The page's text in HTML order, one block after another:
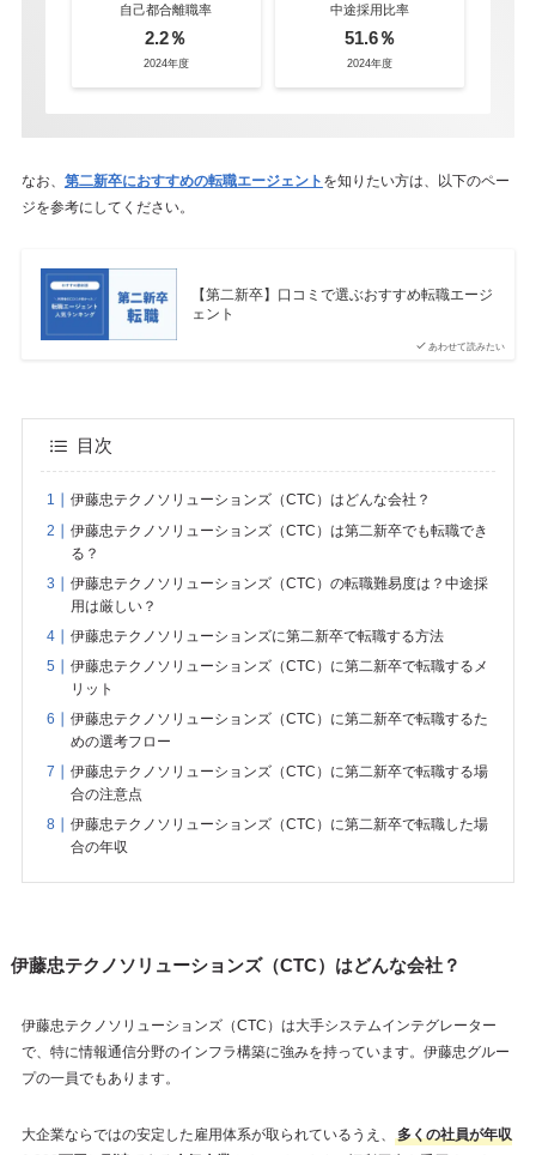
自己都合離職率
2.2％
2024年度
中途採用比率
51.6％
2024年度
なお、 第二新卒におすすめの転職エージェント を知りたい方は、以下のペー
ジを参考にしてください。
あわせて読みたい
【第二新卒】口コミで選ぶおすすめ転職エージ
ェント
目次
伊藤忠テクノソリューションズ（CTC）はどんな会社？
伊藤忠テクノソリューションズ（CTC）は第二新卒でも転職でき
る？
伊藤忠テクノソリューションズ（CTC）の転職難易度は？中途採
用は厳しい？
伊藤忠テクノソリューションズに第二新卒で転職する方法
伊藤忠テクノソリューションズ（CTC）に第二新卒で転職するメ
リット
伊藤忠テクノソリューションズ（CTC）に第二新卒で転職するた
めの選考フロー
伊藤忠テクノソリューションズ（CTC）に第二新卒で転職する場
合の注意点
伊藤忠テクノソリューションズ（CTC）に第二新卒で転職した場
合の年収
伊藤忠テクノソリューションズ（CTC）はどんな会社？
伊藤忠テクノソリューションズ（CTC）は大手システムインテグレーター
で、特に情報通信分野のインフラ構築に強みを持っています。伊藤忠グルー
プの一員でもあります。
大企業ならではの安定した雇用体系が取られているうえ、
多くの社員が年収